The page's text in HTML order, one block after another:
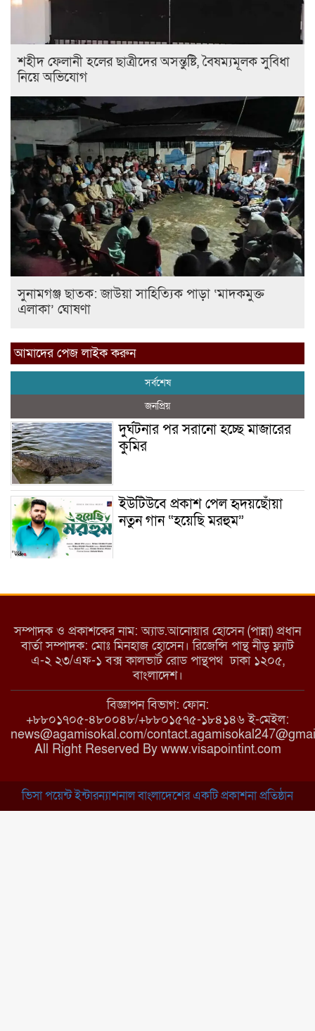
শহীদ ফেলানী হলের ছাত্রীদের অসন্তুষ্টি, বৈষম্যমূলক সুবিধা
নিয়ে অভিযোগ
সুনামগঞ্জ ছাতক: জাউয়া সাহিত্যিক পাড়া ‘মাদকমুক্ত
এলাকা’ ঘোষণা
আমাদের পেজ লাইক করুন
সর্বশেষ
জনপ্রিয়
দুর্ঘটনার পর সরানো হচ্ছে মাজারের
কুমির
ইউটিউবে প্রকাশ পেল হৃদয়ছোঁয়া
নতুন গান “হয়েছি মরহুম”
মরণ নেশা
মাধবপুরে কমিউনিটি ক্লিনিকে
অনিয়মের অভিযোগ
রাজবাড়ী: বালিয়াকান্দিতে কিশোরীর
ঝুলন্ত মরদেহ উদ্ধার
সম্পাদক ও প্রকাশকের নাম: অ্যাড.আনোয়ার হোসেন (পান্না) প্রধান
বার্তা সম্পাদক: মোঃ মিনহাজ হোসেন। রিজেন্সি পান্থ নীড় ফ্ল্যাট
এ-২ ২৩/এফ-১ বক্স কালভার্ট রোড পান্থপথ ঢাকা ১২০৫,
বাংলাদেশ।
বিজ্ঞাপন বিভাগ: ফোন:
+৮৮০১৭০৫-৪৮০০৪৮/+৮৮০১৫৭৫-১৮৪১৪৬ ই-মেইল:
news@agamisokal.com/
All Right Reserved By www.visapointint.com
ভিসা পয়েন্ট ইন্টারন্যাশনাল বাংলাদেশের একটি প্রকাশনা প্রতিষ্ঠান